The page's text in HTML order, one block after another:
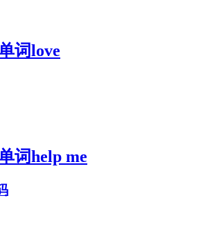
词love
词help me